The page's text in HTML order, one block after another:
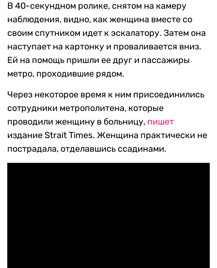
В 40-секундном ролике, снятом на камеру
наблюдения, видно, как женщина вместе со
своим спутником идет к эскалатору. Затем она
наступает на картонку и проваливается вниз.
Ей на помощь пришли ее друг и пассажиры
метро, проходившие рядом.
Через некоторое время к ним присоединились
сотрудники метрополитена, которые
проводили женщину в больницу, пишет
издание Strait Times. Женщина практически не
пострадала, отделавшись ссадинами.